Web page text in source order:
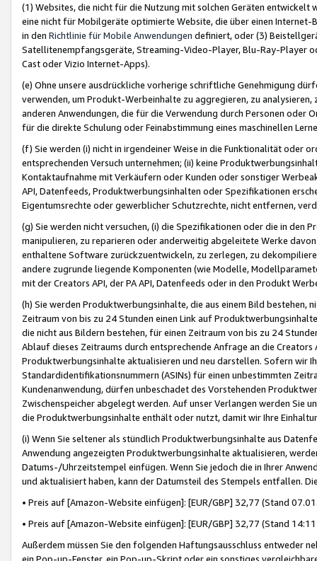
(1) Websites, die nicht für die Nutzung mit solchen Geräten
eine nicht für Mobilgeräte optimierte Website, die über einen
in den Richtlinie für Mobile Anwendungen definiert, oder (3)
Satellitenempfangsgeräte, Streaming-Video-Player, Blu-Ray-Player
Cast oder Vizio Internet-Apps).
(e) Ohne unsere ausdrückliche vorherige schriftliche Genehmigung
verwenden, um Produkt-Werbeinhalte zu aggregieren, zu
anderen Anwendungen, die für die Verwendung durch Personen
für die direkte Schulung oder Feinabstimmung eines maschinellen
(f) Sie werden (i) nicht in irgendeiner Weise in die Funktionalität oder
entsprechenden Versuch unternehmen; (ii) keine
Kontaktaufnahme mit Verkäufern oder Kunden oder sonstiger
API, Datenfeeds, Produktwerbungsinhalten oder Spezifikationen
Eigentumsrechte oder gewerblicher Schutzrechte, nicht entfernen,
(g) Sie werden nicht versuchen, (i) die Spezifikationen oder die in
manipulieren, zu reparieren oder anderweitig abgeleitete Werke
enthaltene Software zurückzuentwickeln, zu zerlegen, zu
andere zugrunde liegende Komponenten (wie Modelle,
mit der Creators API, der PA API, Datenfeeds oder in den Produkt
(h) Sie werden Produktwerbungsinhalte, die aus einem Bild bestehen,
Zeitraum von bis zu 24 Stunden einen Link auf
die nicht aus Bildern bestehen, für einen Zeitraum von bis zu 24
Ablauf dieses Zeitraums durch entsprechende Anfrage an die
Produktwerbungsinhalte aktualisieren und neu darstellen. Sofern wir
Standardidentifikationsnummern (ASINs) für einen unbestimmten
Kundenanwendung, dürfen unbeschadet des Vorstehenden
Zwischenspeicher abgelegt werden. Auf unser Verlangen werden Sie
die Produktwerbungsinhalte enthält oder nutzt, damit wir Ihre
(i) Wenn Sie seltener als stündlich Produktwerbungsinhalte aus
Anwendung angezeigten Produktwerbungsinhalte aktualisieren,
Datums-/Uhrzeitstempel einfügen. Wenn Sie jedoch die in Ihrer
und aktualisiert haben, kann der Datumsteil des Stempels entfallen.
• Preis auf [Amazon-Website einfügen]: [EUR/GBP] 32,77 (Stand
• Preis auf [Amazon-Website einfügen]: [EUR/GBP] 32,77 (Stand
Außerdem müssen Sie den folgenden Haftungsausschluss entweder
ein Pop-up-Fenster, ein Pop-up-Skript oder ein sonstiges